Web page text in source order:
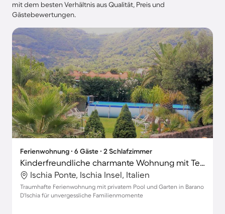
mit dem besten Verhältnis aus Qualität, Preis und
Gästebewertungen.
Ferienwohnung ∙ 6 Gäste ∙ 2 Schlafzimmer
Kinderfreundliche charmante Wohnung mit Terrasse, Garten und privatem Pool
Ischia Ponte, Ischia Insel, Italien
Traumhafte Ferienwohnung mit privatem Pool und Garten in Barano
D'Ischia für unvergessliche Familienmomente